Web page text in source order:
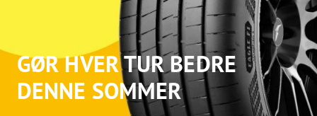
GØR HVER TUR BEDRE
DENNE SOMMER